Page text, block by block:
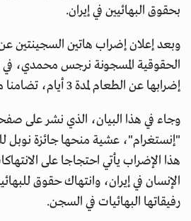
بحقوق البهائيين في إيران.
وبعد إعلان إضراب هاتين السجينتين
الحقوقية المسجونة نرجس محمدي، في
إضرابها عن الطعام لمدة 3 أيام، تضامنا معهما.
وجاء في هذا البيان، الذي نشر على
هذا الإضراب يأتي احتجاجا على
الإنسان في إيران، وانتهاك حقوق
رفيقاتها البهائيات في السجن.